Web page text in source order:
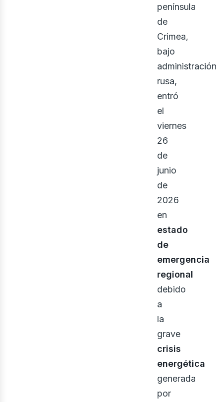
península
de
Crimea,
bajo
administración
rusa,
entró
el
viernes
26
de
junio
de
2026
en
estado
de
emergencia
regional
debido
a
la
grave
crisis
energética
generada
por